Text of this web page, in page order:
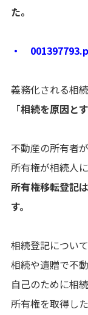
た。
・
義務化される相続
「相続を原因と
不動産の所有者
所有権が相続人
所有権移転登記
す。
相続登記について
相続や遺贈で不
自己のために相
所有権を取得し